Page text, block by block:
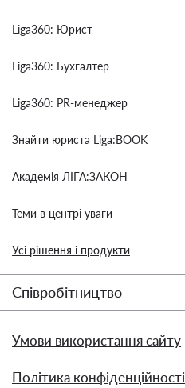
Liga360: Юрист
Liga360: Бухгалтер
Liga360: PR-менеджер
Знайти юриста Liga:BOOK
Академія ЛІГА:ЗАКОН
Теми в центрі уваги
Усі рішення і продукти
Співробітництво
Умови використання сайту
Політика конфіденційності